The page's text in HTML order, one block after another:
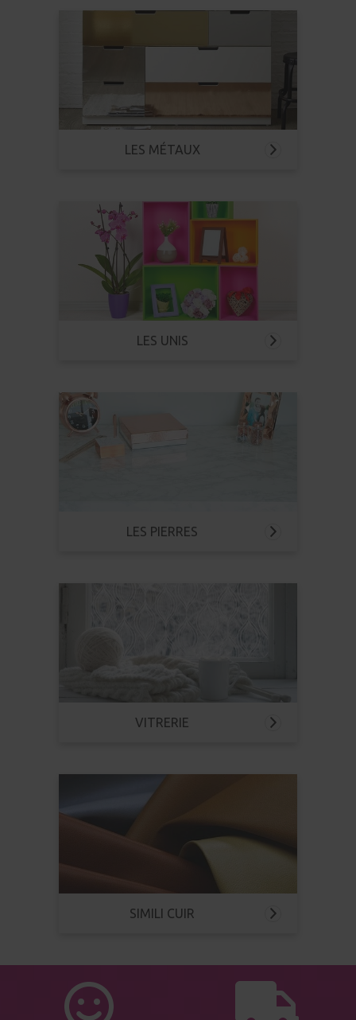
LES MÉTAUX
LES UNIS
LES PIERRES
VITRERIE
SIMILI CUIR